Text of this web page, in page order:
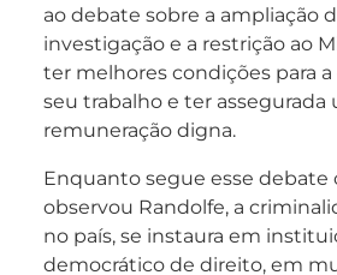
ao debate sobre a ampliação
investigação e a restrição ao
ter melhores condições para
seu trabalho e ter assegurada
remuneração digna.
Enquanto segue esse debate
observou Randolfe, a
no país, se instaura em
democrático de direito, em